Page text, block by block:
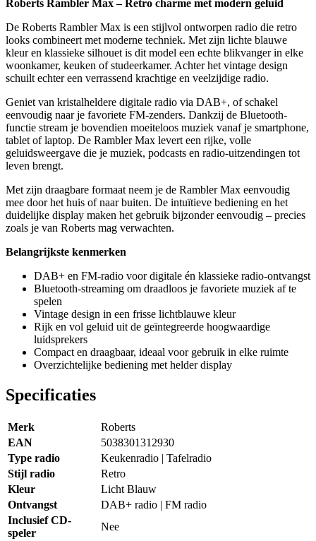
Roberts Rambler Max – Retro charme met modern geluid
De Roberts Rambler Max is een stijlvol ontworpen radio die retro
looks combineert met moderne techniek. Met zijn lichte blauwe
kleur en klassieke silhouet is dit model een echte blikvanger in elke
woonkamer, keuken of studeerkamer. Achter het vintage design
schuilt echter een verrassend krachtige en veelzijdige radio.
Geniet van kristalheldere digitale radio via DAB+, of schakel
eenvoudig naar je favoriete FM-zenders. Dankzij de Bluetooth-
functie stream je bovendien moeiteloos muziek vanaf je smartphone,
tablet of laptop. De Rambler Max levert een rijke, volle
geluidsweergave die je muziek, podcasts en radio-uitzendingen tot
leven brengt.
Met zijn draagbare formaat neem je de Rambler Max eenvoudig
mee door het huis of naar buiten. De intuïtieve bediening en het
duidelijke display maken het gebruik bijzonder eenvoudig – precies
zoals je van Roberts mag verwachten.
Belangrijkste kenmerken
DAB+ en FM-radio voor digitale én klassieke radio-ontvangst
Bluetooth-streaming om draadloos je favoriete muziek af te
spelen
Vintage design in een frisse lichtblauwe kleur
Rijk en vol geluid uit de geïntegreerde hoogwaardige
luidsprekers
Compact en draagbaar, ideaal voor gebruik in elke ruimte
Overzichtelijke bediening met helder display
Specificaties
Merk
Roberts
EAN
5038301312930
Type radio
Keukenradio | Tafelradio
Stijl radio
Retro
Kleur
Licht Blauw
Ontvangst
DAB+ radio | FM radio
Inclusief CD-
speler
Nee